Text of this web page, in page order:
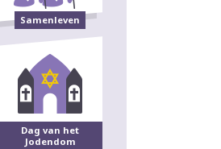
Samenleven
Dag van het
Jodendom